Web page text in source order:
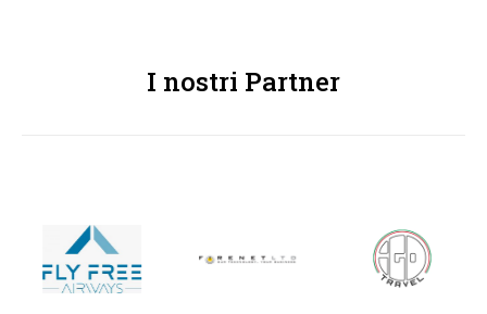
I nostri Partner